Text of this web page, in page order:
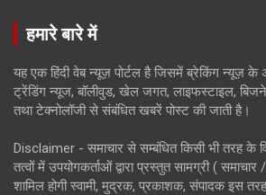
हमारे बारे में
यह एक हिंदी वेब न्यूज़ पोर्टल है जिसमें ब्रेकिंग न्यूज़ के
ट्रेंडिंग न्यूज, बॉलीवुड, खेल जगत, लाइफस्टाइल,
तथा टेक्नोलॉजी से संबंधित खबरें पोस्ट की जाती है।
Disclaimer - समाचार से सम्बंधित किसी भी तरह के
तत्वों में उपयोगकर्ताओं द्वारा प्रस्तुत सामग्री (
शामिल होगी स्वामी, मुद्रक, प्रकाशक, संपादक इस